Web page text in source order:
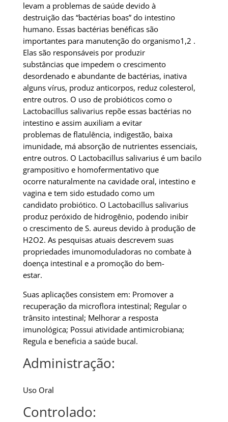
levam a problemas de saúde devido à
destruição das “bactérias boas” do intestino
humano. Essas bactérias benéficas são
importantes para manutenção do organismo1,2 .
Elas são responsáveis por produzir
substâncias que impedem o crescimento
desordenado e abundante de bactérias, inativa
alguns vírus, produz anticorpos, reduz colesterol,
entre outros. O uso de probióticos como o
Lactobacillus salivarius repõe essas bactérias no
intestino e assim auxiliam a evitar
problemas de flatulência, indigestão, baixa
imunidade, má absorção de nutrientes essenciais,
entre outros. O Lactobacillus salivarius é um bacilo
grampositivo e homofermentativo que
ocorre naturalmente na cavidade oral, intestino e
vagina e tem sido estudado como um
candidato probiótico. O Lactobacillus salivarius
produz peróxido de hidrogênio, podendo inibir
o crescimento de S. aureus devido à produção de
H2O2. As pesquisas atuais descrevem suas
propriedades imunomoduladoras no combate à
doença intestinal e a promoção do bem-
estar.
Suas aplicações consistem em: Promover a
recuperação da microflora intestinal; Regular o
trânsito intestinal; Melhorar a resposta
imunológica; Possui atividade antimicrobiana;
Regula e beneficia a saúde bucal.
Administração:
Uso Oral
Controlado: